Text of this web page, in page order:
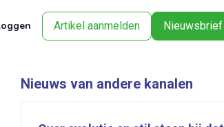
Artikel aanmelden Nieuwsbrief
Nieuws van andere kanalen